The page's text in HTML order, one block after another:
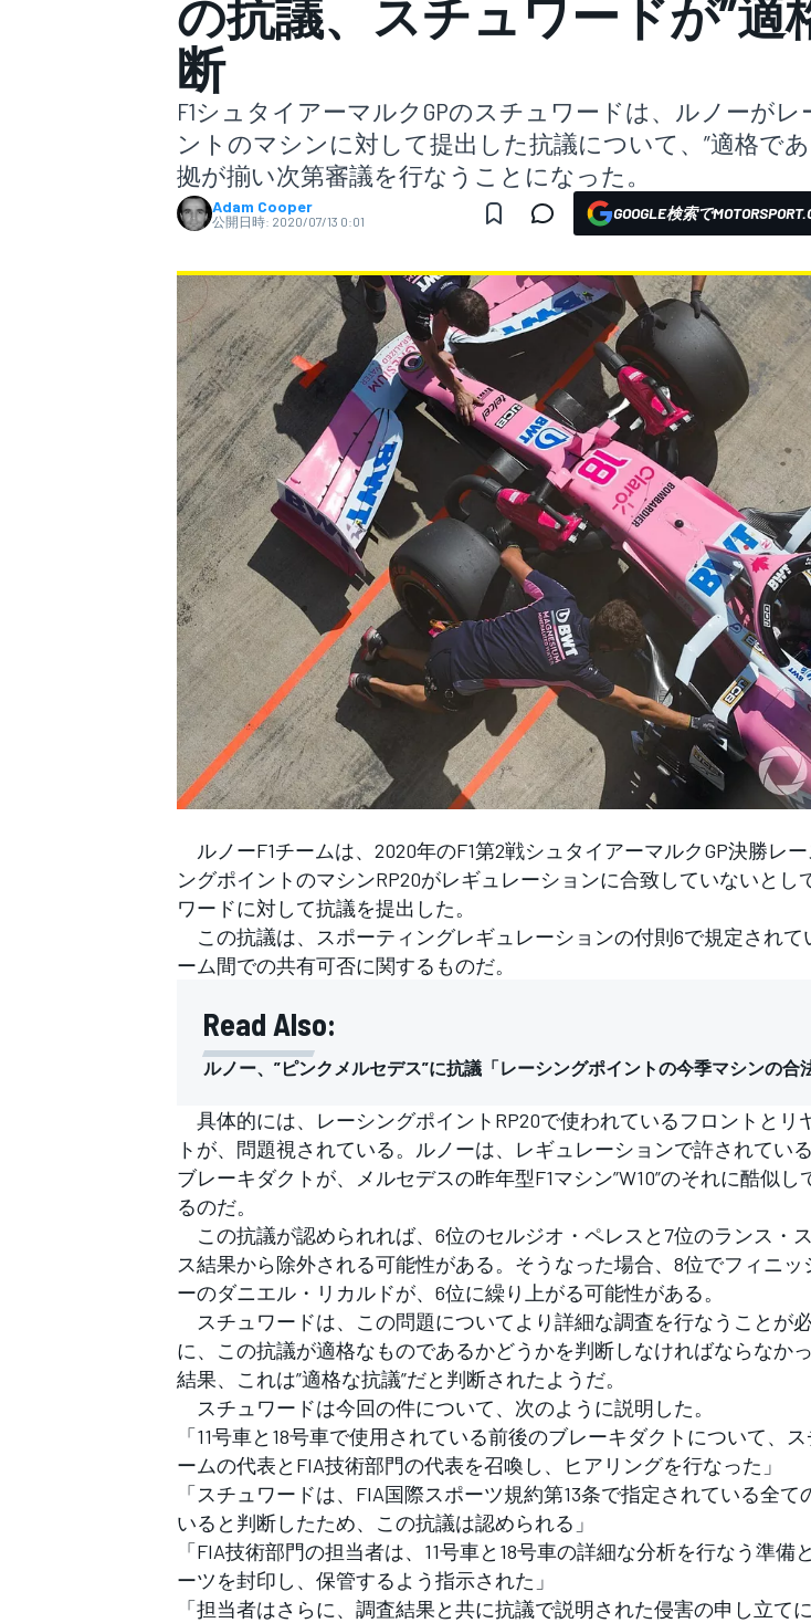
スーパーフォーミュラ
スーパーGT
WEC
の抗議、スチュワードが”適
断
F1シュタイアーマルクGPのスチュワードは、ルノーがレ
ントのマシンに対して提出した抗議について、”適格で
拠が揃い次第審議を行なうことになった。
Adam Cooper
公開日時: 2020/07/13 0:01 GOOGLE検索で
ルノーF1チームは、2020年のF1第2戦シュタイアーマルクGP決勝レ
ングポイントのマシンRP20がレギュレーションに合致していないとし
ワードに対して抗議を提出した。
この抗議は、スポーティングレギュレーションの付則6で規定されて
ーム間での共有可否に関するものだ。
Read Also:
ルノー、”ピンクメルセデス”に抗議「レーシングポイントの今季マシンの合
具体的には、レーシングポイントRP20で使われているフロントとリ
トが、問題視されている。ルノーは、レギュレーションで許されてい
ブレーキダクトが、メルセデスの昨年型F1マシン”W10”のそれに酷似し
るのだ。
この抗議が認められれば、6位のセルジオ・ペレスと7位のランス・
ス結果から除外される可能性がある。そうなった場合、8位でフィニッ
ーのダニエル・リカルドが、6位に繰り上がる可能性がある。
スチュワードは、この問題についてより詳細な調査を行なうことが
に、この抗議が適格なものであるかどうかを判断しなければならなか
結果、これは”適格な抗議”だと判断されたようだ。
スチュワードは今回の件について、次のように説明した。
「11号車と18号車で使用されている前後のブレーキダクトについて、
ームの代表とFIA技術部門の代表を召喚し、ヒアリングを行なった」
「スチュワードは、FIA国際スポーツ規約第13条で指定されている全て
いると判断したため、この抗議は認められる」
「FIA技術部門の担当者は、11号車と18号車の詳細な分析を行なう準備
ーツを封印し、保管するよう指示された」
「担当者はさらに、調査結果と共に抗議で説明された侵害の申し立て